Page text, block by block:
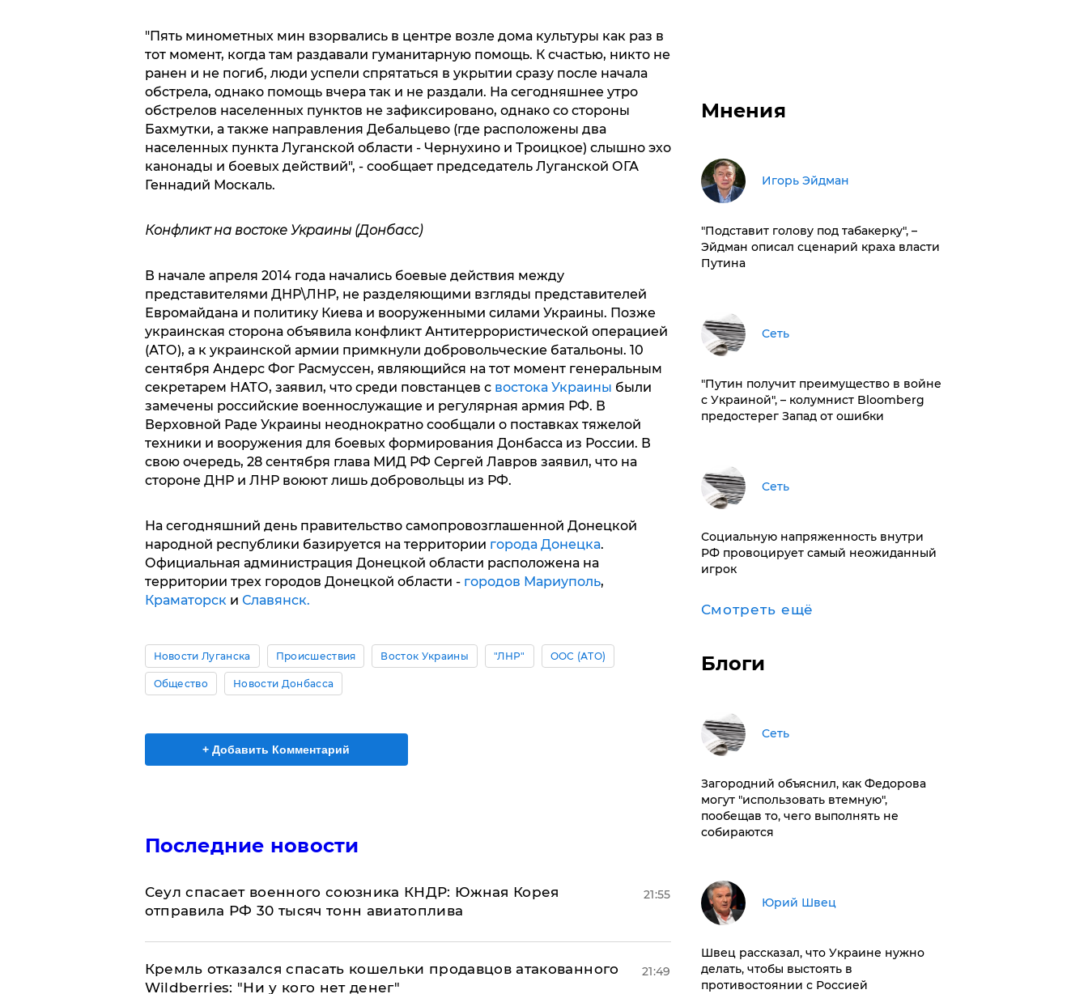
"Пять минометных мин взорвались в центре возле дома культуры как раз в
тот момент, когда там раздавали гуманитарную помощь. К счастью, никто не
ранен и не погиб, люди успели спрятаться в укрытии сразу после начала
обстрела, однако помощь вчера так и не раздали. На сегодняшнее утро
обстрелов населенных пунктов не зафиксировано, однако со стороны
Бахмутки, а также направления Дебальцево (где расположены два
населенных пункта Луганской области - Чернухино и Троицкое) слышно эхо
канонады и боевых действий", - сообщает председатель Луганской ОГА
Геннадий Москаль.
Конфликт на востоке Украины (Донбасс)
В начале апреля 2014 года начались боевые действия между
представителями ДНР\ЛНР, не разделяющими взгляды представителей
Евромайдана и политику Киева и вооруженными силами Украины. Позже
украинская сторона объявила конфликт Антитеррористической операцией
(АТО), а к украинской армии примкнули добровольческие батальоны. 10
сентября Андерс Фог Расмуссен, являющийся на тот момент генеральным
секретарем НАТО, заявил, что среди повстанцев с востока Украины были
замечены российские военнослужащие и регулярная армия РФ. В
Верховной Раде Украины неоднократно сообщали о поставках тяжелой
техники и вооружения для боевых формирования Донбасса из России. В
свою очередь, 28 сентября глава МИД РФ Сергей Лавров заявил, что на
стороне ДНР и ЛНР воюют лишь добровольцы из РФ.
На сегодняшний день правительство самопровозглашенной Донецкой
народной республики базируется на территории города Донецка.
Официальная администрация Донецкой области расположена на
территории трех городов Донецкой области - городов Мариуполь,
Краматорски Славянск.
Новости Луганска Происшествия Восток Украины "ЛНР" ООС (АТО)
Общество Новости Донбасса
+ Добавить Комментарий
Последние новости
​Сеул спасает военного союзника КНДР: Южная Корея
отправила РФ 30 тысяч тонн авиатоплива
21:55
Кремль отказался спасать кошельки продавцов атакованного
Wildberries: "Ни у кого нет денег"
21:49
Мнения
Игорь Эйдман
​"Подставит голову под табакерку", –
Эйдман описал сценарий краха власти
Путина
Сеть
"Путин получит преимущество в войне
с Украиной", – колумнист Bloomberg
предостерег Запад от ошибки
Сеть
Социальную напряженность внутри
РФ провоцирует самый неожиданный
игрок
Смотреть ещё
Блоги
Сеть
Загородний объяснил, как Федорова
могут "использовать втемную",
пообещав то, чего выполнять не
собираются
Юрий Швец
Швец рассказал, что Украине нужно
делать, чтобы выстоять в
противостоянии с Россией